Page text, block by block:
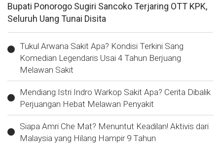
Bupati Ponorogo Sugiri Sancoko Terjaring OTT KPK,
Seluruh Uang Tunai Disita
Tukul Arwana Sakit Apa? Kondisi Terkini Sang
Komedian Legendaris Usai 4 Tahun Berjuang
Melawan Sakit
Mendiang Istri Indro Warkop Sakit Apa? Cerita Dibalik
Perjuangan Hebat Melawan Penyakit
Siapa Amri Che Mat? Menuntut Keadilan! Aktivis dari
Malaysia yang Hilang Hampir 9 Tahun